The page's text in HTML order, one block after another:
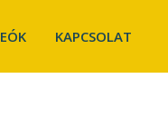
KAPCSOLAT